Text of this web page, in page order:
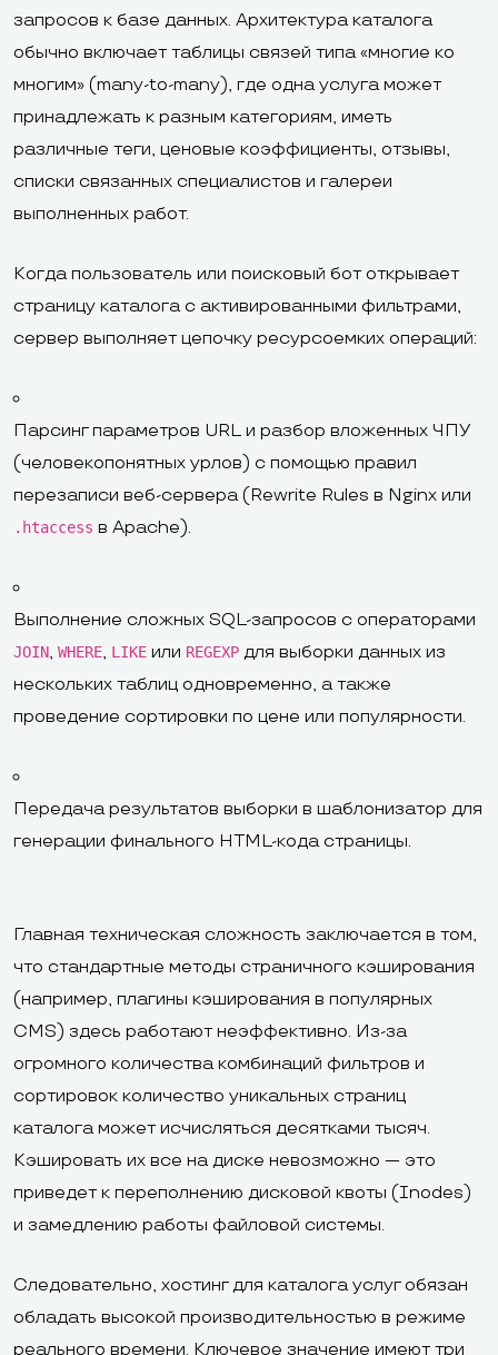
запросов к базе данных. Архитектура каталога
обычно включает таблицы связей типа «многие ко
многим» (many-to-many), где одна услуга может
принадлежать к разным категориям, иметь
различные теги, ценовые коэффициенты, отзывы,
списки связанных специалистов и галереи
выполненных работ.
Когда пользователь или поисковый бот открывает
страницу каталога с активированными фильтрами,
сервер выполняет цепочку ресурсоемких операций:
Парсинг параметров URL и разбор вложенных ЧПУ
(человекопонятных урлов) с помощью правил
перезаписи веб-сервера (Rewrite Rules в Nginx или
.htaccess в Apache).
Выполнение сложных SQL-запросов с операторами
JOIN, WHERE, LIKE или REGEXP для выборки данных из
нескольких таблиц одновременно, а также
проведение сортировки по цене или популярности.
Передача результатов выборки в шаблонизатор для
генерации финального HTML-кода страницы.
Главная техническая сложность заключается в том,
что стандартные методы страничного кэширования
(например, плагины кэширования в популярных
CMS) здесь работают неэффективно. Из-за
огромного количества комбинаций фильтров и
сортировок количество уникальных страниц
каталога может исчисляться десятками тысяч.
Кэшировать их все на диске невозможно — это
приведет к переполнению дисковой квоты (Inodes)
и замедлению работы файловой системы.
Следовательно, хостинг для каталога услуг обязан
обладать высокой производительностью в режиме
реального времени. Ключевое значение имеют три